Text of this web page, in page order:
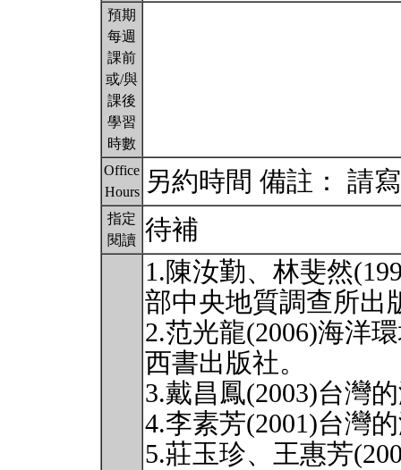
預期
每週
課前
或/與
課後
學習
時數
Office
Hours
另約時間 備註： 請
指定
閱讀 待補
1.陳汝勤、林斐然
部中央地質調查所出
2.范光龍(2006)海洋
西書出版社。
3.戴昌鳳(2003)台灣
4.李素芳(2001)台灣
5.莊玉珍、王惠芳